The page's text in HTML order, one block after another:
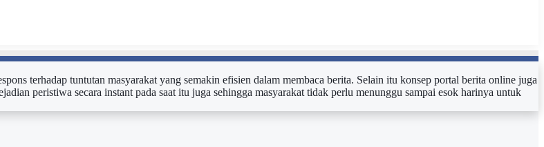
terhadap tuntutan masyarakat yang semakin efisien dalam membaca berita. Selain itu konsep portal berita online juga
peristiwa secara instant pada saat itu juga sehingga masyarakat tidak perlu menunggu sampai esok harinya untuk